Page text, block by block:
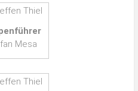
Mesa